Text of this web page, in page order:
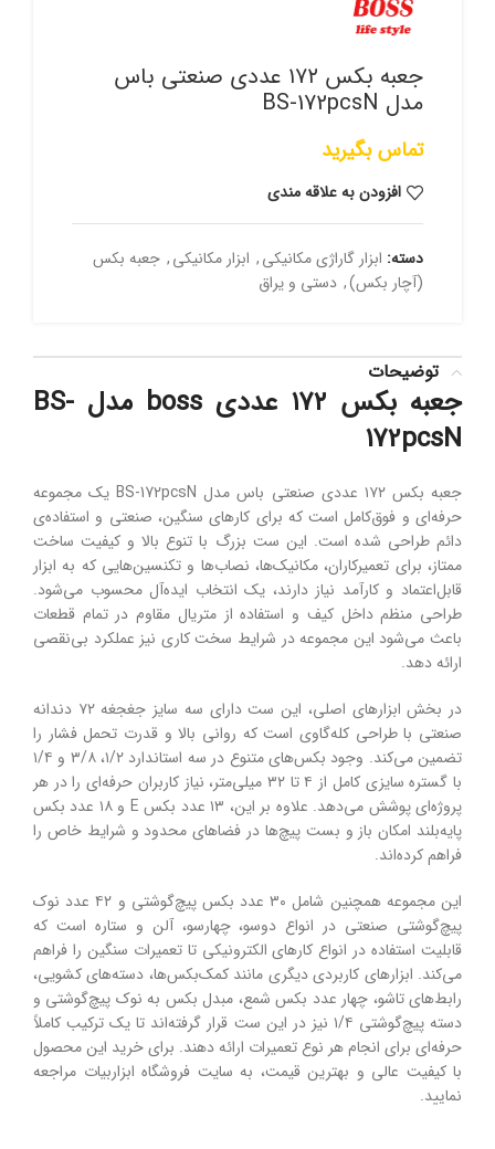
جعبه بکس ۱۷۲ عددی صنعتی باس
مدل BS-172pcsN
تماس بگیرید
افزودن به علاقه مندی
دسته: ابزار گاراژی مکانیکی, ابزار مکانیکی, جعبه بکس
(آچار بکس), دستی و یراق
توضیحات
جعبه بکس ۱۷۲ عددی boss مدل BS-
172pcsN
جعبه بکس ۱۷۲ عددی صنعتی باس مدل BS-172pcsN یک مجموعه
حرفه‌ای و فوق‌کامل است که برای کارهای سنگین، صنعتی و استفاده‌ی
دائم طراحی شده است. این ست بزرگ با تنوع بالا و کیفیت ساخت
ممتاز، برای تعمیرکاران، مکانیک‌ها، نصاب‌ها و تکنسین‌هایی که به ابزار
قابل‌اعتماد و کارآمد نیاز دارند، یک انتخاب ایده‌آل محسوب می‌شود.
طراحی منظم داخل کیف و استفاده از متریال مقاوم در تمام قطعات
باعث می‌شود این مجموعه در شرایط سخت کاری نیز عملکرد بی‌نقصی
ارائه دهد.
در بخش ابزارهای اصلی، این ست دارای سه سایز جغجغه ۷۲ دندانه
صنعتی با طراحی کله‌گاوی است که روانی بالا و قدرت تحمل فشار را
تضمین می‌کند. وجود بکس‌های متنوع در سه استاندارد ۱/۲، ۳/۸ و ۱/۴
با گستره سایزی کامل از ۴ تا ۳۲ میلی‌متر، نیاز کاربران حرفه‌ای را در هر
پروژه‌ای پوشش می‌دهد. علاوه بر این، ۱۳ عدد بکس‌ E و ۱۸ عدد بکس
پایه‌بلند امکان باز و بست پیچ‌ها در فضاهای محدود و شرایط خاص را
فراهم کرده‌اند.
این مجموعه همچنین شامل ۳۰ عدد بکس پیچ‌گوشتی و ۴۲ عدد نوک
پیچ‌گوشتی صنعتی در انواع دوسو، چهارسو، آلن و ستاره است که
قابلیت استفاده در انواع کارهای الکترونیکی تا تعمیرات سنگین را فراهم
می‌کند. ابزارهای کاربردی دیگری مانند کمک‌بکس‌ها، دسته‌های کشویی،
رابط‌های تاشو، چهار عدد بکس شمع، مبدل بکس به نوک پیچ‌گوشتی و
دسته پیچ‌گوشتی ۱/۴ نیز در این ست قرار گرفته‌اند تا یک ترکیب کاملاً
حرفه‌ای برای انجام هر نوع تعمیرات ارائه دهند. برای خرید این محصول
با کیفیت عالی و بهترین قیمت، به سایت فروشگاه ابزاربیات مراجعه
نمایید.